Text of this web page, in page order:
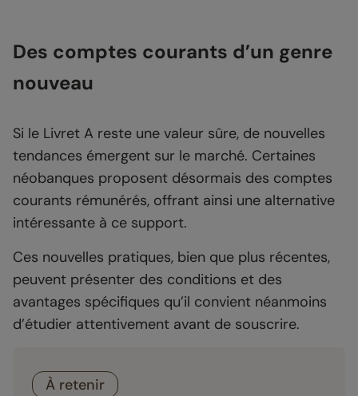
Des comptes courants d’un genre
nouveau
Si le Livret A reste une valeur sûre, de nouvelles
tendances émergent sur le marché. Certaines
néobanques proposent désormais des comptes
courants rémunérés, offrant ainsi une alternative
intéressante à ce support.
Ces nouvelles pratiques, bien que plus récentes,
peuvent présenter des conditions et des
avantages spécifiques qu’il convient néanmoins
d’étudier attentivement avant de souscrire.
À retenir